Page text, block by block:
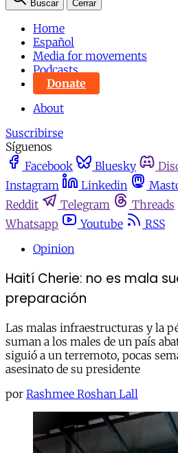
Buscar Cerrar
Home
Español
Media for movements
Podcasts
Donate
About
Suscribirse
Síguenos
Facebook
Bluesky
Instagram
Linkedin
Reddit
Telegram Threads
Whatsapp
Youtube
RSS
Opinion
Haití Cherie: no es mala
preparación
Las malas infraestructuras y la
suman a los males de un país
siguió a un terremoto, pocas
asesinato de su presidente
por Rashmee Roshan Lall